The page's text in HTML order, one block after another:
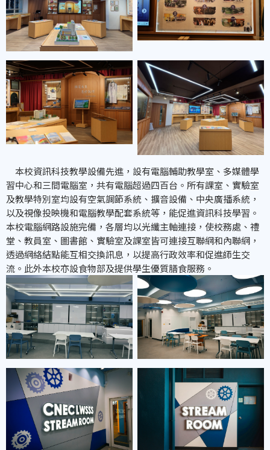
本校資訊科技教學設備先進，設有電腦輔助教學室、多媒體學
習中心和三間電腦室，共有電腦超過四百台。所有課室、實驗室
及教學特別室均設有空氣調節系統、擴音設備、中央廣播系統，
以及視像投映機和電腦教學配套系統等，能促進資訊科技學習。
本校電腦網路設施完備，各層均以光纖主軸連接，使校務處、禮
堂、教員室、圖書館、實驗室及課室皆可連接互聯網和內聯網，
透過網絡結點能互相交換訊息，以提高行政效率和促進師生交
流。此外本校亦設食物部及提供學生優質膳食服務。